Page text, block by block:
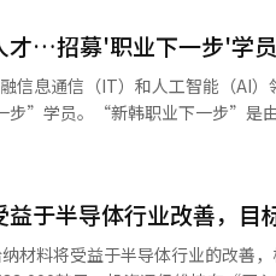
LINK在一个月内新增约31万
级SOL上开设的银行与证券联动
转账。新韩金融相关人士表示：“
快速增加，证明了其作为连接客户
上便捷地满足客户的多样化金融
才…招募'职业下一步'学员
信息通信（IT）和人工智能（AI
步”学员。“新韩职业下一步”是
金融在6月被选为金融领域参与企
和项目经验的新韩DS负责。课程
体验型实务教育（OJT）等。还
员将获得全额培训费和每月60万
于半导体行业改善，目
材料将受益于半导体行业的改善